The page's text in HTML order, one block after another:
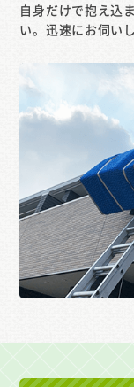
自身だけで抱え込
い。迅速にお伺い